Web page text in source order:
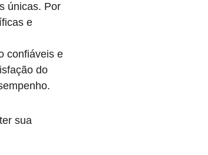
únicas. Por
e
confiáveis e
do
sua